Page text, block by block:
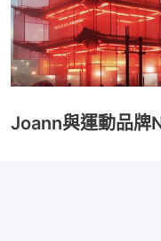
Joann與運動品牌